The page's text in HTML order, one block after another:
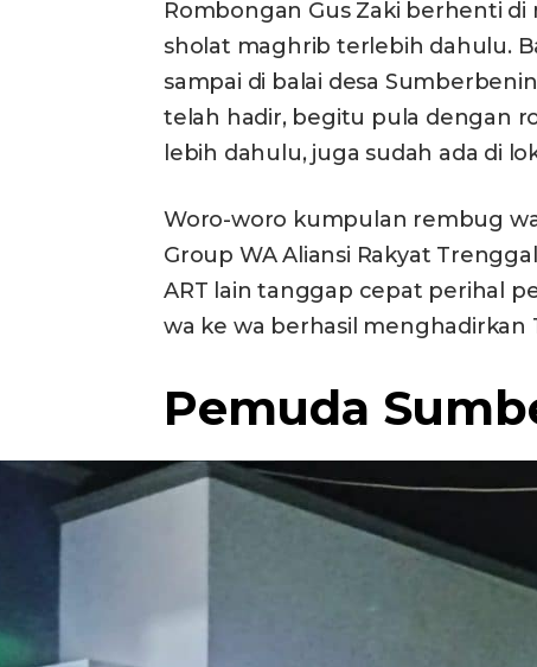
Rombongan Gus Zaki berhenti
sholat maghrib terlebih dahulu.
sampai di balai desa
telah hadir, begitu pula dengan
lebih dahulu, juga sudah ada di
Woro-woro kumpulan rembug
Group WA Aliansi Rakyat
ART lain tanggap cepat perihal
wa ke wa berhasil menghadirkan
Pemuda